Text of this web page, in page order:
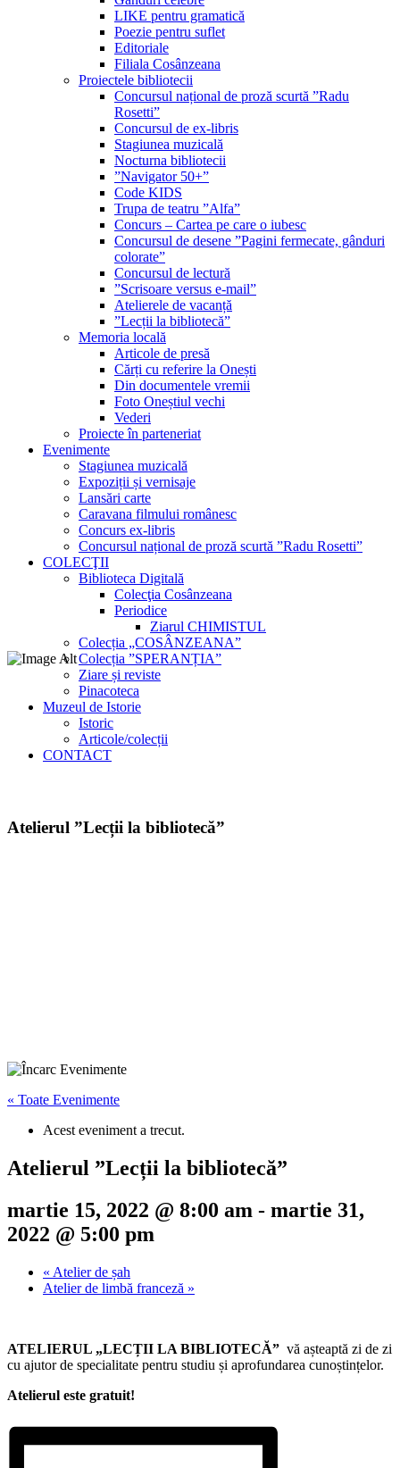
LIKE pentru gramatică
Poezie pentru suflet
Editoriale
Filiala Cosânzeana
Proiectele bibliotecii
Concursul național de proză scurtă ”Radu
Rosetti”
Concursul de ex-libris
Stagiunea muzicală
Nocturna bibliotecii
”Navigator 50+”
Code KIDS
Trupa de teatru ”Alfa”
Concurs – Cartea pe care o iubesc
Concursul de desene ”Pagini fermecate, gânduri
colorate”
Concursul de lectură
”Scrisoare versus e-mail”
Atelierele de vacanță
”Lecții la bibliotecă”
Memoria locală
Articole de presă
Cărți cu referire la Onești
Din documentele vremii
Foto Oneștiul vechi
Vederi
Proiecte în parteneriat
Evenimente
Stagiunea muzicală
Expoziții și vernisaje
Lansări carte
Caravana filmului românesc
Concurs ex-libris
Concursul național de proză scurtă ”Radu Rosetti”
COLECŢII
Biblioteca Digitală
Colecţia Cosânzeana
Periodice
Ziarul CHIMISTUL
Colecția „COSÂNZEANA”
Colecția ”SPERANȚIA”
Ziare și reviste
Pinacoteca
Muzeul de Istorie
Istoric
Articole/colecții
CONTACT
Atelierul ”Lecții la bibliotecă”
« Toate Evenimente
Acest eveniment a trecut.
Atelierul ”Lecții la bibliotecă”
martie 15, 2022 @ 8:00 am - martie 31,
2022 @ 5:00 pm
« Atelier de șah
Atelier de limbă franceză »
ATELIERUL „LECȚII LA BIBLIOTECĂ” vă așteaptă zi de zi
cu ajutor de specialitate pentru studiu și aprofundarea cunoștințelor.
Atelierul este gratuit!